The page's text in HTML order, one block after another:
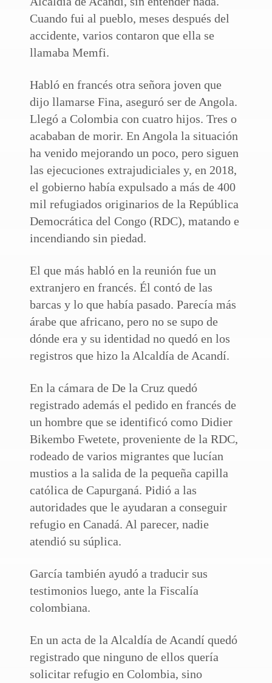
Cuando fui al pueblo, meses después del
accidente, varios contaron que ella se
llamaba Memfi.
Habló en francés otra señora joven que
dijo llamarse Fina, aseguró ser de Angola.
Llegó a Colombia con cuatro hijos. Tres o
acababan de morir. En Angola la situación
ha venido mejorando un poco, pero siguen
las ejecuciones extrajudiciales y, en 2018,
el gobierno había expulsado a más de 400
mil refugiados originarios de la República
Democrática del Congo (RDC), matando e
incendiando sin piedad.
El que más habló en la reunión fue un
extranjero en francés. Él contó de las
barcas y lo que había pasado. Parecía más
árabe que africano, pero no se supo de
dónde era y su identidad no quedó en los
registros que hizo la Alcaldía de Acandí.
En la cámara de De la Cruz quedó
registrado además el pedido en francés de
un hombre que se identificó como Didier
Bikembo Fwetete, proveniente de la RDC,
rodeado de varios migrantes que lucían
mustios a la salida de la pequeña capilla
católica de Capurganá. Pidió a las
autoridades que le ayudaran a conseguir
refugio en Canadá. Al parecer, nadie
atendió su súplica.
García también ayudó a traducir sus
testimonios luego, ante la Fiscalía
colombiana.
En un acta de la Alcaldía de Acandí quedó
registrado que ninguno de ellos quería
solicitar refugio en Colombia, sino